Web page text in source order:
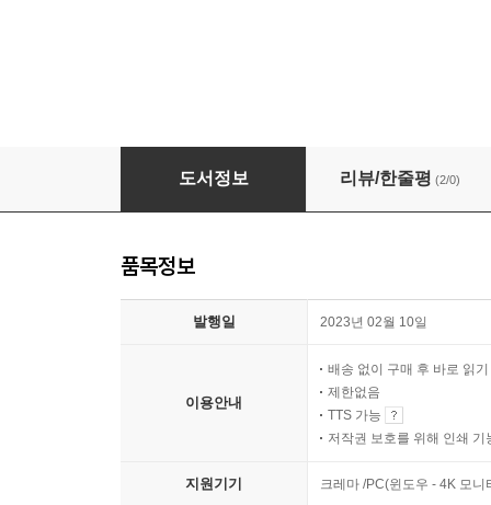
이상하고 아름다운 판타지 촌 라이프
도서정보 리뷰/한줄평 (2/0)
품목정보
발행일 2023년 02월 10일
이용안내
배송 없이 구매 후 바로 읽기
제한없음
TTS 가능
저작권 보호를 위해 인쇄 기
지원기기 크레마 /PC(윈도우 - 4K 모